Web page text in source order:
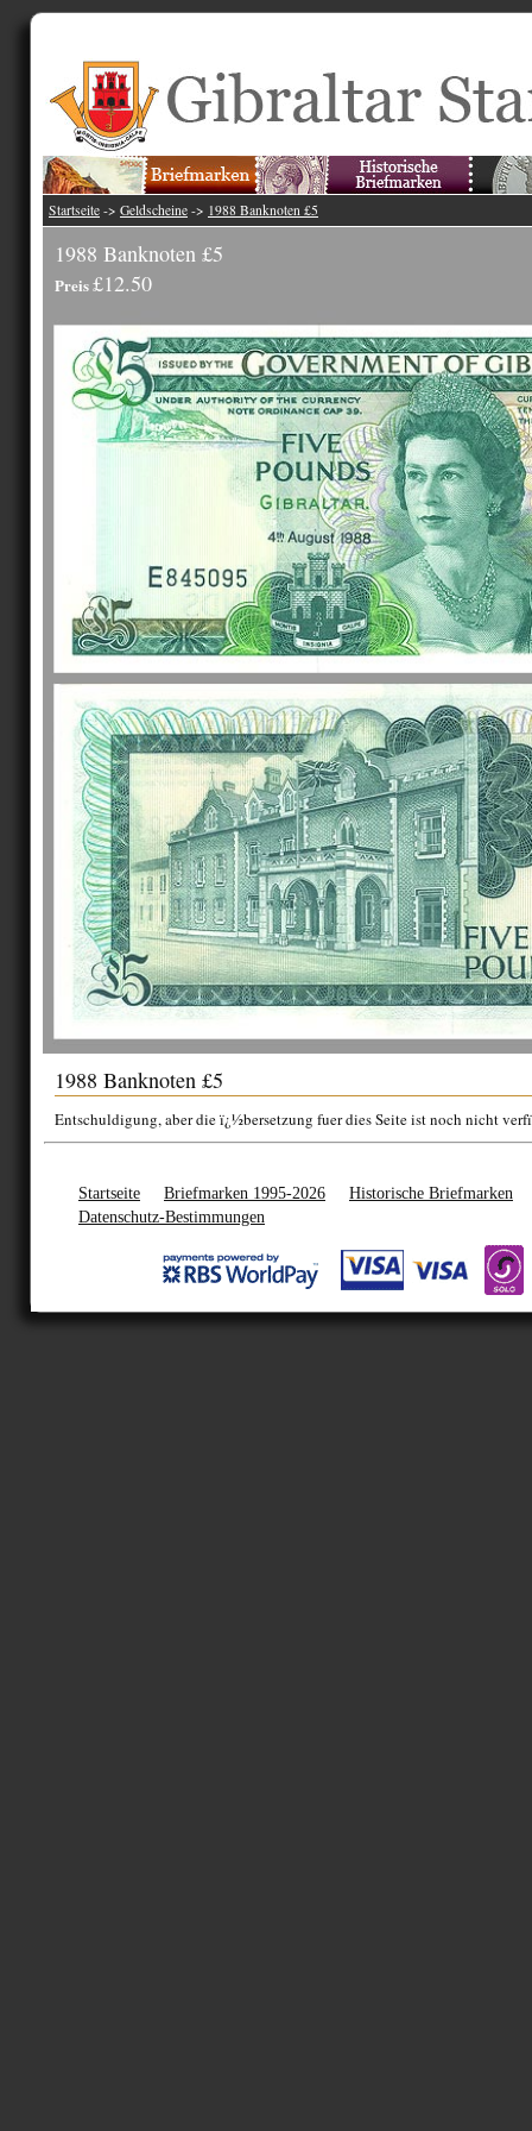
Startseite -> Geldscheine -> 1988 Banknoten £5
1988 Banknoten £5
Preis£12.50
1988 Banknoten £5
Entschuldigung, aber die ï¿½bersetzung fuer dies Seite ist noch nicht
Startseite Briefmarken 1995-2026
Historische Briefmarken
Datenschutz-Bestimmungen